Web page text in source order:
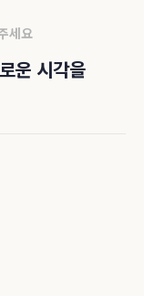
세요
운 시각을